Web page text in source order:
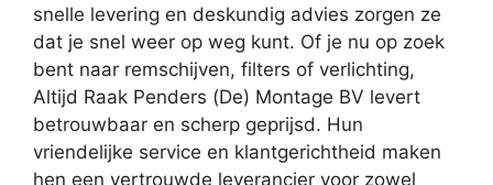
snelle levering en deskundig advies zorgen ze
dat je snel weer op weg kunt. Of je nu op zoek
bent naar remschijven, filters of verlichting,
Altijd Raak Penders (De) Montage BV levert
betrouwbaar en scherp geprijsd. Hun
vriendelijke service en klantgerichtheid maken
hen een vertrouwde leverancier voor zowel